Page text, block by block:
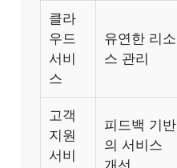
클라
우드
서비
스
유연한 리소
스 관리
고객
지원
서비
피드백 기반
의 서비스
개선